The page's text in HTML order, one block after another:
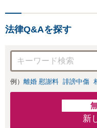
法律Q&Aを探す
例） 離婚 慰謝料 誹謗中傷
新